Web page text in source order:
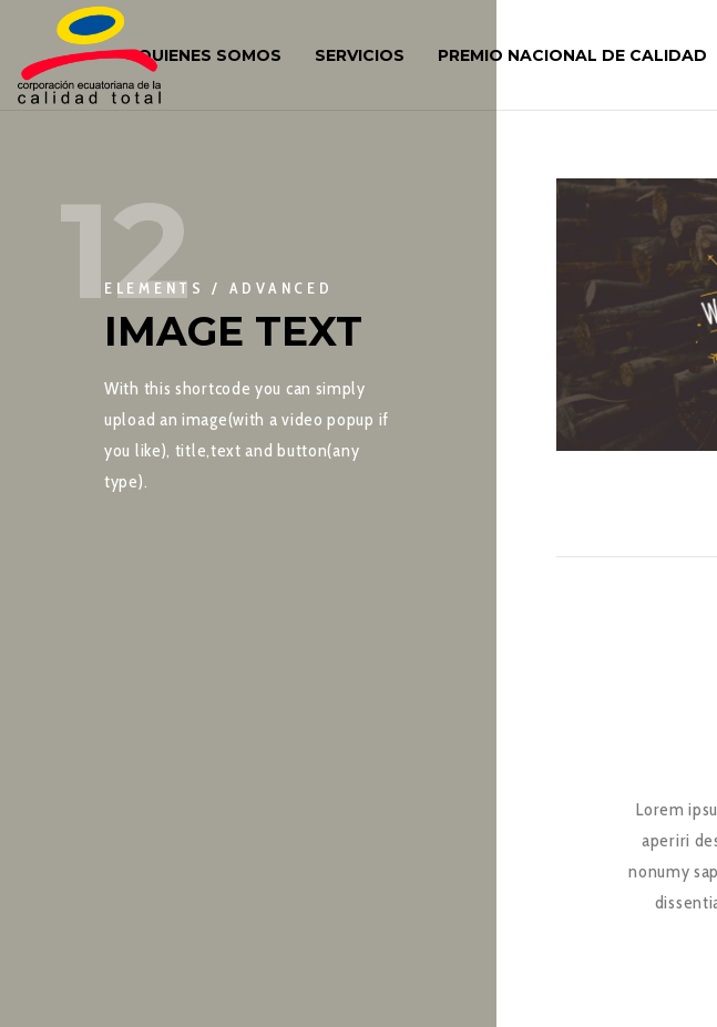
QUIENES SOMOS SERVICIOS PREMIO NACIONAL DE CALIDAD
12
ELEMENTS / ADVANCED
IMAGE TEXT
With this shortcode you can simply
upload an image(with a video popup if
you like), title,text and button(any
type).
Lorem
aperiri
nonumy